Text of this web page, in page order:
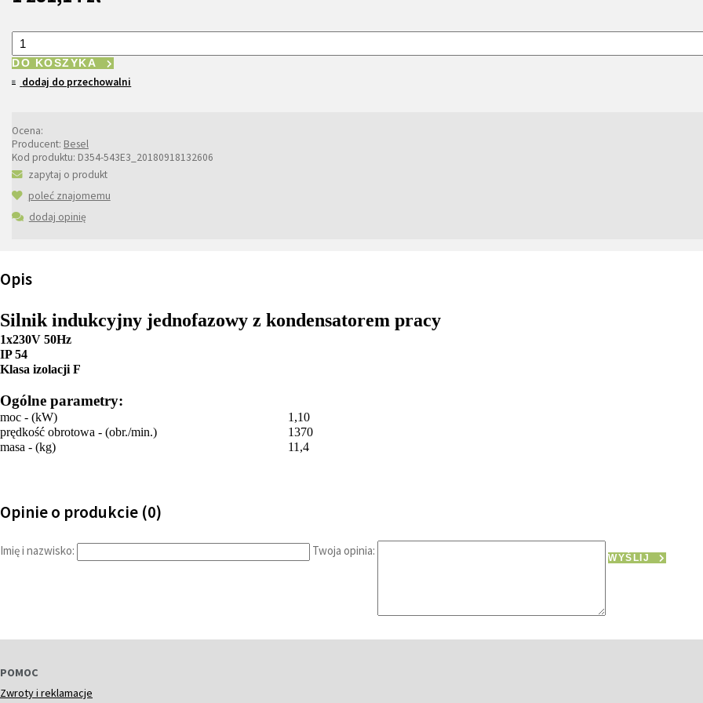
DO KOSZYKA
dodaj do przechowalni
Ocena:
Producent: Besel
Kod produktu: D354-543E3_20180918132606
zapytaj o produkt
poleć znajomemu
dodaj opinię
Opis
Silnik indukcyjny jednofazowy z kondensatorem pracy
1x230V 50Hz
IP 54
Klasa izolacji F
Ogólne parametry:
moc - (kW)
1,10
prędkość obrotowa - (obr./min.)
1370
masa - (kg)
11,4
Opinie o produkcie (0)
Imię i nazwisko: Twoja opinia: WYŚLIJ
POMOC
Zwroty i reklamacje